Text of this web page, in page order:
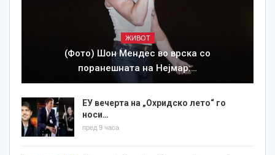
ЖИВОТ
(Фото) Шон Мендес во врска со
поранешната на Нејмар:…
ЕУ вечерта на „Охридско лето“ го
носи…
пред 9 часа